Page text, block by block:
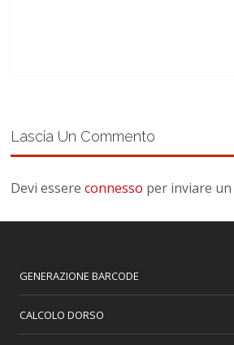
Lascia Un Commento
Devi essereconnesso per inviare
GENERAZIONE BARCODE
CALCOLO DORSO